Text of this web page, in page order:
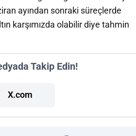
ayından sonraki süreçlerde
karşımızda olabilir diye tahmin
Takip Edin!
X.com